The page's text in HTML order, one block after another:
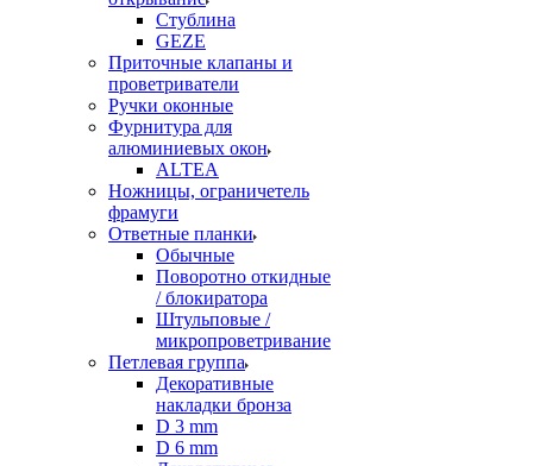
Стублина
GEZE
Приточные клапаны и
проветриватели
Ручки оконные
Фурнитура для
алюминиевых окон
ALTEA
Ножницы, ограничетель
фрамуги
Ответные планки
Обычные
Поворотно откидные
/ блокиратора
Штульповые /
микропроветривание
Петлевая группа
Декоративные
накладки бронза
D 3 mm
D 6 mm